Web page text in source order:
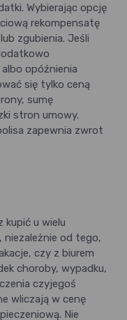
Wybierając opcję
rekompensatę
zgubienia. Jeśli
opóźnienia
się tylko ceną
sumę
stron umowy.
zapewnia zwrot
kupić u wielu
niezależnie od tego,
czy z biurem
choroby, wypadku,
czyjegoś
wliczają w cenę
Nie